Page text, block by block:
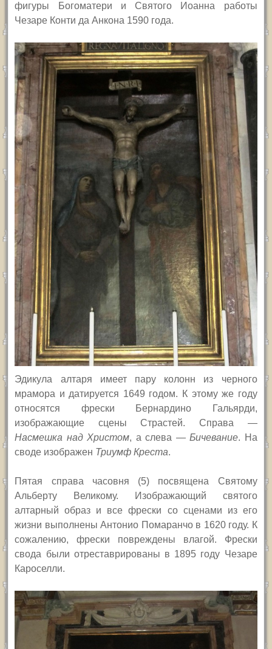
фигуры Богоматери и Святого Иоанна работы
Чезаре Конти да Анкона 1590 года.
Эдикула алтаря имеет пару колонн из черного
мрамора и датируется 1649 годом. К этому же году
относятся фрески Бернардино Гальярди,
изображающие сцены Страстей. Справа —
Насмешка над Христом, а слева —Бичевание. На
своде изображен Триумф Креста.
Пятая справа часовня (5) посвящена Святому
Альберту Великому. Изображающий святого
алтарный образ и все фрески со сценами из его
жизни выполнены Антонио Помаранчо в 1620 году. К
сожалению, фрески повреждены влагой. Фрески
свода были отреставрированы в 1895 году Чезаре
Кароселли.